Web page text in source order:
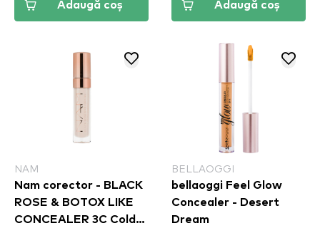
Adaugă coș Adaugă coș
NAM
Nam corector - BLACK
ROSE & BOTOX LIKE
CONCEALER 3C Cold
BELLAOGGI
bellaoggi Feel Glow
Concealer - Desert
Dream